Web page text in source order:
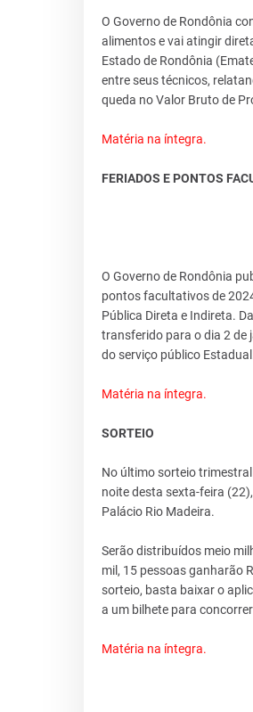
O Governo de Rondônia
alimentos e vai atingir
Estado de Rondônia
entre seus técnicos,
queda no Valor Bruto de
Matéria na íntegra.
FERIADOS E PONTOS
O Governo de Rondônia
pontos facultativos de
Pública Direta e Indireta.
transferido para o dia 2 de
do serviço público
Matéria na íntegra.
SORTEIO
No último sorteio
noite desta sexta-feira
Palácio Rio Madeira.
Serão distribuídos meio
mil, 15 pessoas ganharão
sorteio, basta baixar o
a um bilhete para
Matéria na íntegra.